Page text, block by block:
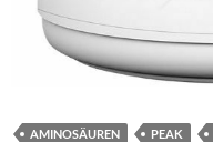
AMINOSÄUREN PEAK